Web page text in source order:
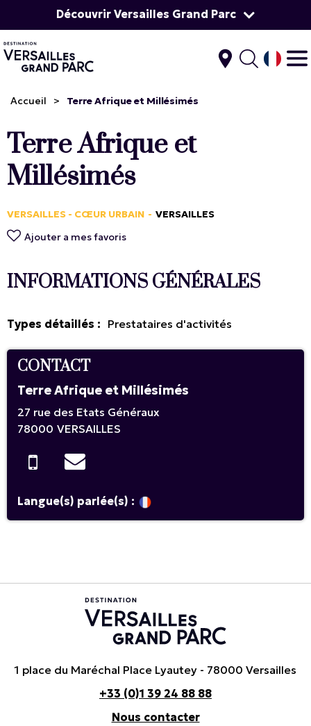
Découvrir Versailles Grand Parc
Accueil > Terre Afrique et Millésimés
Terre Afrique et
Millésimés
VERSAILLES - CŒUR URBAIN
VERSAILLES
Ajouter a mes favoris
INFORMATIONS GÉNÉRALES
Types détaillés : Prestataires d'activités
CONTACT
Terre Afrique et Millésimés
27 rue des Etats Généraux
78000 VERSAILLES
Langue(s) parlée(s) :
1 place du Maréchal Place Lyautey - 78000 Versailles
+33 (0)1 39 24 88 88
Nous contacter